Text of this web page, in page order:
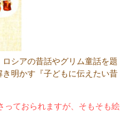
シアの昔話やグリム童話を題
明かす『子どもに伝えたい昔
ておられますが、そもそも絵